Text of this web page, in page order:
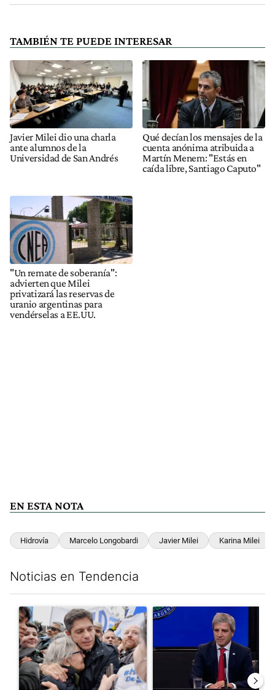
TAMBIÉN TE PUEDE INTERESAR
Javier Milei dio una charla
ante alumnos de la
Universidad de San Andrés
Qué decían los mensajes de la
cuenta anónima atribuida a
Martín Menem: "Estás en
caída libre, Santiago Caputo"
"Un remate de soberanía":
advierten que Milei
privatizará las reservas de
uranio argentinas para
vendérselas a EE.UU.
EN ESTA NOTA
Hidrovía Marcelo Longobardi Javier Milei Karina Milei
Noticias en Tendencia
Un artículo de tendencia con el título "Kicillof apuntó contra
Un artículo de tendencia con